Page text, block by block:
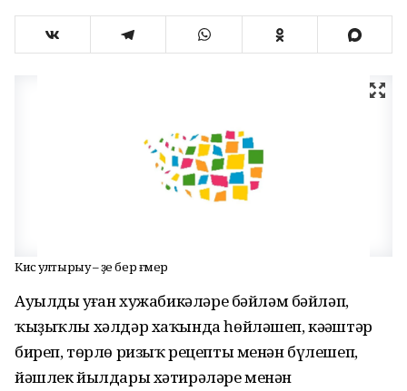
Кис ултырыу – үҙе бер ғүмер
Ауылдың уңған хужабикәләре бәйләм бәйләп,
ҡыҙыҡлы хәлдәр хаҡында һөйләшеп, кәңәштәр
биреп, төрлө ризыҡ рецепты менән бүлешеп,
йәшлек йылдары хәтирәләре менән